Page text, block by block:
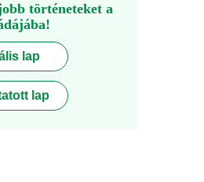
történeteket a
lap
lap